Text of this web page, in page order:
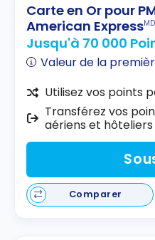
Carte en Or pour
American ExpressMD
Jusqu'à 70 000
Valeur de la
Utilisez vos points
Transférez vos
aériens et hôteliers
Comparer